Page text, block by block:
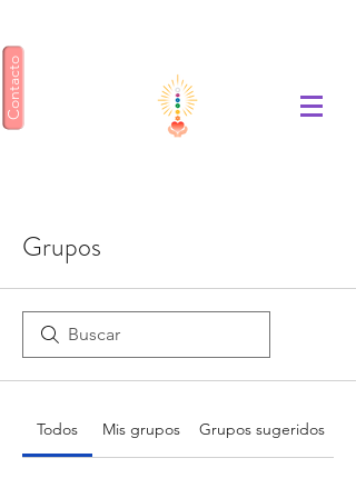
Contacto
Grupos
Todos Mis grupos Grupos sugeridos